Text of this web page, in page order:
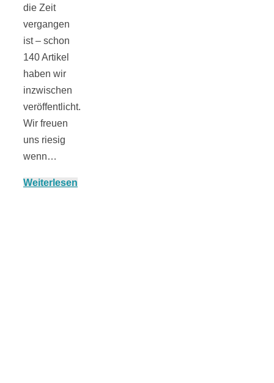
die Zeit
vergangen
ist – schon
140 Artikel
haben wir
inzwischen
veröffentlicht.
Wir freuen
uns riesig
wenn…
Weiterlesen